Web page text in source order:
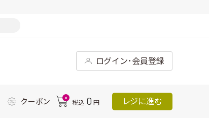
ログイン･会員登録
クーポン 0
税込 0 円 レジに進む